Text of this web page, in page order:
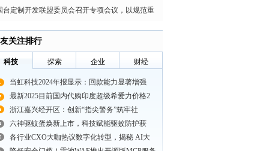
城工厂行
台定制开发联盟委员会召开专项会议，以规范重
关注排行
科技 探索 企业 财经
当虹科技2024年报显示：回款能力显著增强
最新2025目前国内代购印度超级希爱力价格2
浙江嘉兴经开区：创新“指尖警务”筑牢社
六神驱蚊蛋焕新上市，科技赋能驱蚊防护获
各行业CXO大咖热议数字化转型，揭秘 AI大